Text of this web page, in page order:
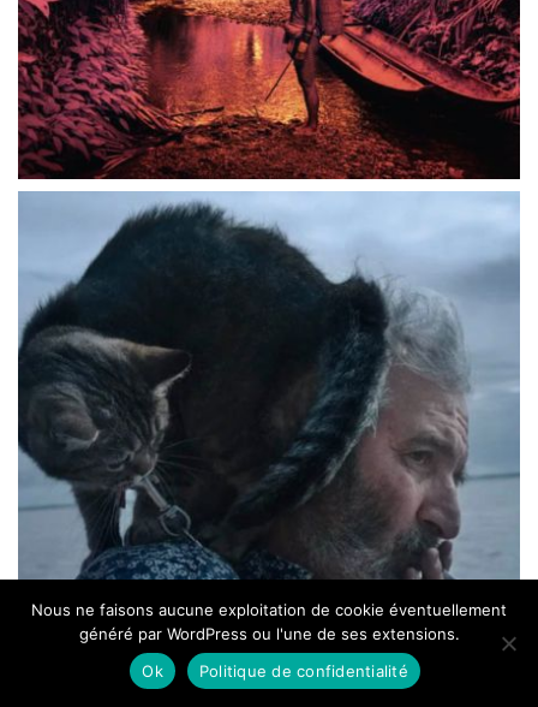
Nous ne faisons aucune exploitation de cookie éventuellement
généré par WordPress ou l'une de ses extensions.
Ok
Politique de confidentialité